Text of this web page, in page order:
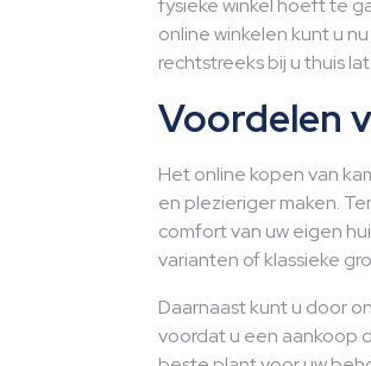
fysieke winkel hoeft te
online winkelen kunt u
rechtstreeks bij u thuis
Voordelen
Het online kopen van
en plezieriger maken.
comfort van uw eigen
varianten of klassieke
Daarnaast kunt u door
voordat u een aankoop